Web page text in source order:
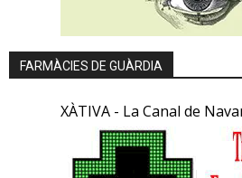
FARMÀCIES DE GUÀRDIA
XÀTIVA - La Canal de